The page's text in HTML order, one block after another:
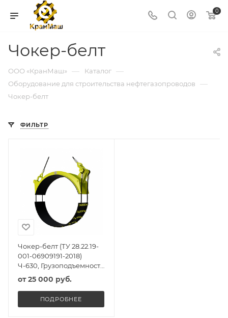
0
Чокер-белт
ООО «КранМаш» — Каталог —
Оборудование для строительства нефтегазопроводов —
Чокер-белт
ФИЛЬТР
Чокер-белт (ТУ 28.22.19-
001-06909191-2018)
Ч-630, Грузоподъемность
8т, Масса 70кг
от25 000 руб.
ПОДРОБНЕЕ